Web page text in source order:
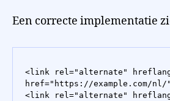
Een correcte implementatie
<link rel="alternate"
href="https://example.com/
<link rel="alternate"